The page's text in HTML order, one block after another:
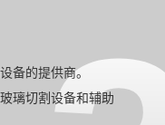
备的提供商。
璃切割设备和辅助